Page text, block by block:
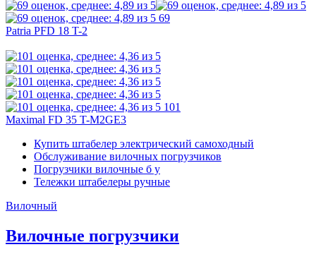
69
Patria PFD 18 T-2
101
Maximal FD 35 T-M2GE3
Купить штабелер электрический самоходный
Обслуживание вилочных погрузчиков
Погрузчики вилочные б у
Тележки штабелеры ручные
Вилочный
Вилочные погрузчики